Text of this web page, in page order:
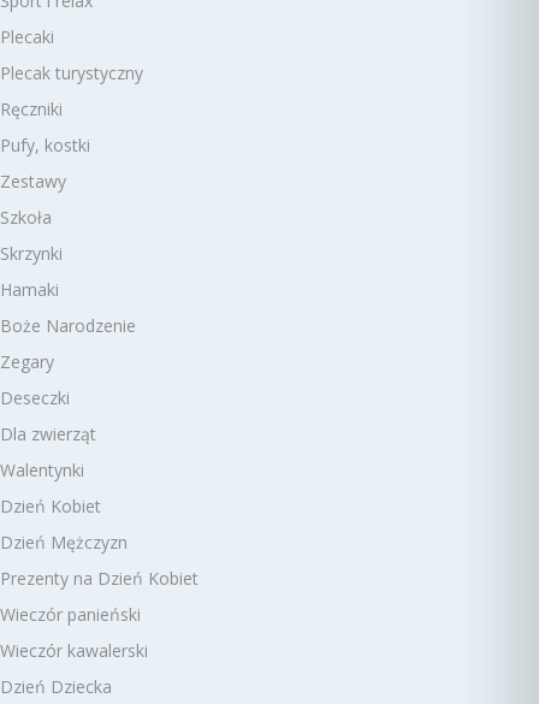
Plecaki
Plecak turystyczny
Ręczniki
Pufy, kostki
Zestawy
Szkoła
Skrzynki
Hamaki
Boże Narodzenie
Zegary
Deseczki
Dla zwierząt
Walentynki
Dzień Kobiet
Dzień Mężczyzn
Prezenty na Dzień Kobiet
Wieczór panieński
Wieczór kawalerski
Dzień Dziecka